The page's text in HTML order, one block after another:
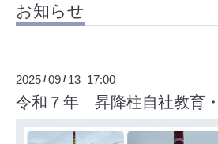
お知らせ
2025 /09 / 13 17:00
令和７年 昇降柱自社教育